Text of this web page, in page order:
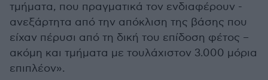
τμήματα, που πραγματικά τον ενδιαφέρουν -
ανεξάρτητα από την απόκλιση της βάσης που
είχαν πέρυσι από τη δική του επίδοση φέτος –
ακόμη και τμήματα με τουλάχιστον 3.000 μόρια
επιπλέον».